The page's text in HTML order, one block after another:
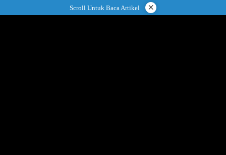
ke
Scroll Untuk Baca Artikel ×